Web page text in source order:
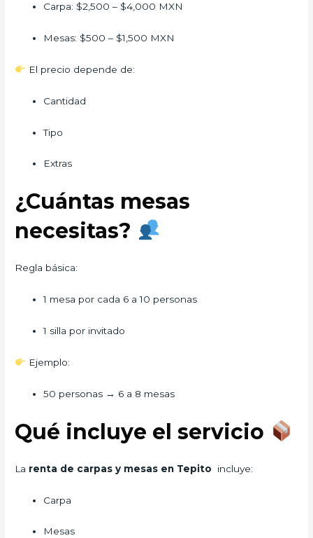
Carpa: $2,500 – $4,000 MXN
Mesas: $500 – $1,500 MXN
El precio depende de:
Cantidad
Tipo
Extras
¿Cuántas mesas
necesitas?
Regla básica:
1 mesa por cada 6 a 10 personas
1 silla por invitado
Ejemplo:
50 personas → 6 a 8 mesas
Qué incluye el servicio
La renta de carpas y mesas en Tepito incluye:
Carpa
Mesas